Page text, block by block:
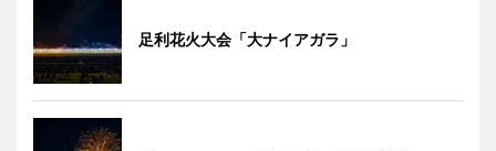
足利花火大会「大ナイアガラ」